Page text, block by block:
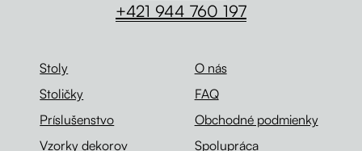
Stoly
Stoličky
Príslušenstvo
Vzorky dekorov
O nás
FAQ
Obchodné podmienky
Spolupráca
+421 944 760 197